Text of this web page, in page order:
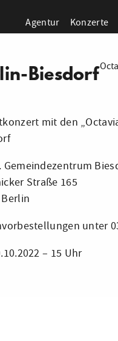
Agentur Konzerte
Biesdorf
mit den
Gemeindezentrum
Straße 165
Berlin
unter
– 15 Uhr